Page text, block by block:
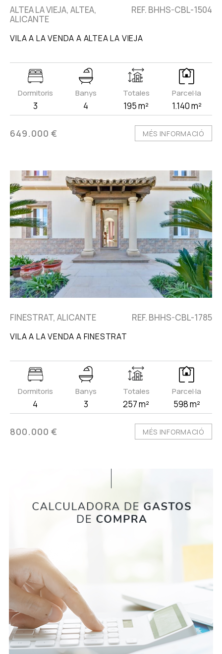
ALTEA LA VIEJA, ALTEA,
ALICANTE
REF. BHHS-CBL-1504
VILA A LA VENDA A ALTEA LA VIEJA
Dormitoris
3
Banys
4
Totales
195 m²
Parcel·la
1.140 m²
649.000 € MÉS INFORMACIÓ
FINESTRAT, ALICANTE REF. BHHS-CBL-1785
VILA A LA VENDA A FINESTRAT
Dormitoris
4
Banys
3
Totales
257 m²
Parcel·la
598 m²
800.000 € MÉS INFORMACIÓ